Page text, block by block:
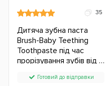
35
Дитяча зубна паста
Brush-Baby Teething
Toothpaste під час
прорізування зубів від 0
Готовий до відправки